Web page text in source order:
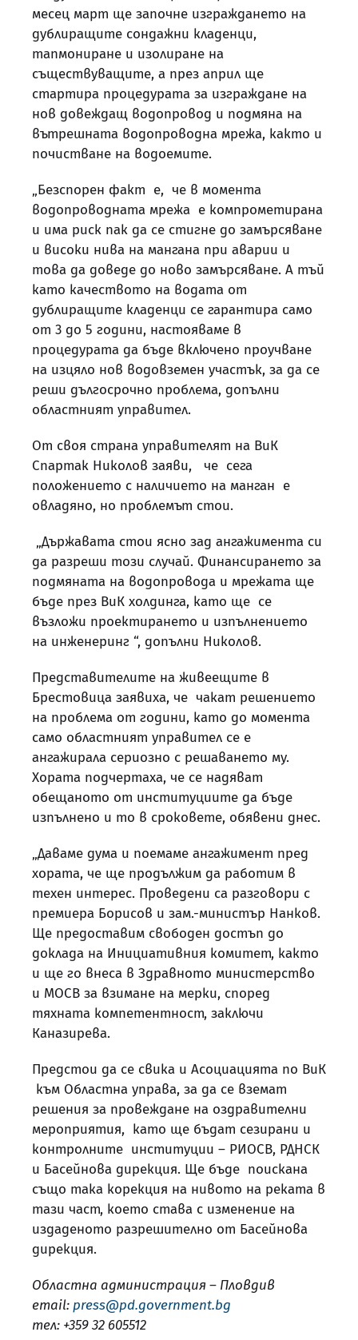
месец март ще започне изграждането на
дублиращите сондажни кладенци,
тапмониране и изолиране на
съществуващите, а през април ще
стартира процедурата за изграждане на
нов довеждащ водопровод и подмяна на
вътрешната водопроводна мрежа, както и
почистване на водоемите.
„Безспорен факт е, че в момента
водопроводната мрежа е компрометирана
и има риск пак да се стигне до замърсяване
и високи нива на мангана при аварии и
това да доведе до ново замърсяване. А тъй
като качеството на водата от
дублиращите кладенци се гарантира само
от 3 до 5 години, настояваме в
процедурата да бъде включено проучване
на изцяло нов водовземен участък, за да се
реши дългосрочно проблема, допълни
областният управител.
От своя страна управителят на ВиК
Спартак Николов заяви, че сега
положението с наличието на манган е
овладяно, но проблемът стои.
„Държавата стои ясно зад ангажимента си
да разреши този случай. Финансирането за
подмяната на водопровода и мрежата ще
бъде през ВиК холдинга, като ще се
възложи проектирането и изпълнението
на инженеринг “, допълни Николов.
Представителите на живеещите в
Брестовица заявиха, че чакат решението
на проблема от години, като до момента
само областният управител се е
ангажирала сериозно с решаването му.
Хората подчертаха, че се надяват
обещаното от институциите да бъде
изпълнено и то в сроковете, обявени днес.
„Даваме дума и поемаме ангажимент пред
хората, че ще продължим да работим в
техен интерес. Проведени са разговори с
премиера Борисов и зам.-министър Нанков.
Ще предоставим свободен достъп до
доклада на Инициативния комитет, както
и ще го внеса в Здравното министерство
и МОСВ за взимане на мерки, според
тяхната компетентност, заключи
Каназирева.
Предстои да се свика и Асоциацията по ВиК
към Областна управа, за да се вземат
решения за провеждане на оздравителни
мероприятия, като ще бъдат сезирани и
контролните институции – РИОСВ, РДНСК
и Басейнова дирекция. Ще бъде поискана
също така корекция на нивото на реката в
тази част, което става с изменение на
издаденото разрешително от Басейнова
дирекция.
Областна администрация – Пловдив
email: press@pd.government.bg
тел: +359 32 605512